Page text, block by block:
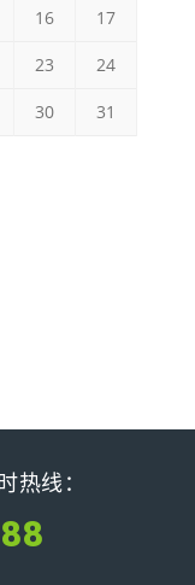
16 17
23 24
30 31
热线：